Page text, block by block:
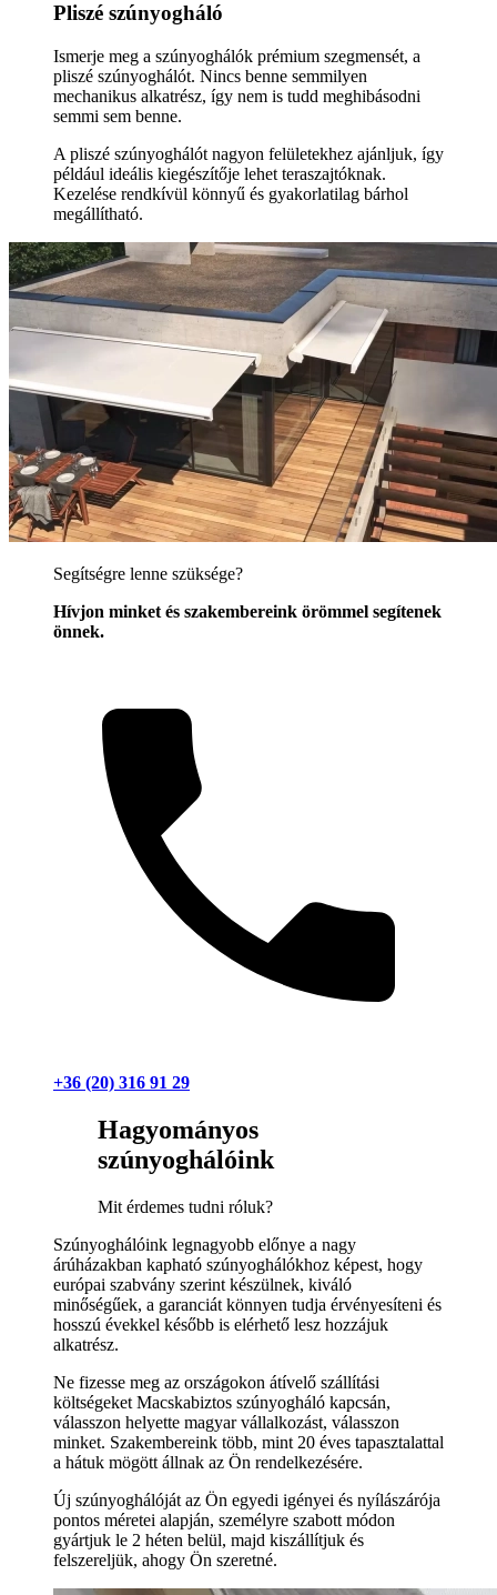
Pliszé szúnyogháló
Ismerje meg a szúnyoghálók prémium szegmensét, a
pliszé szúnyoghálót. Nincs benne semmilyen
mechanikus alkatrész, így nem is tudd meghibásodni
semmi sem benne.
A pliszé szúnyoghálót nagyon felületekhez ajánljuk, így
például ideális kiegészítője lehet teraszajtóknak.
Kezelése rendkívül könnyű és gyakorlatilag bárhol
megállítható.
Segítségre lenne szüksége?
Hívjon minket és szakembereink örömmel segítenek
önnek.
+36 (20) 316 91 29
Hagyományos
szúnyoghálóink
Mit érdemes tudni róluk?
Szúnyoghálóink legnagyobb előnye a nagy
árúházakban kapható szúnyoghálókhoz képest, hogy
európai szabvány szerint készülnek, kiváló
minőségűek, a garanciát könnyen tudja érvényesíteni és
hosszú évekkel később is elérhető lesz hozzájuk
alkatrész.
Ne fizesse meg az országokon átívelő szállítási
költségeket Macskabiztos szúnyogháló kapcsán,
válasszon helyette magyar vállalkozást, válasszon
minket. Szakembereink több, mint 20 éves tapasztalattal
a hátuk mögött állnak az Ön rendelkezésére.
Új szúnyoghálóját az Ön egyedi igényei és nyílászárója
pontos méretei alapján, személyre szabott módon
gyártjuk le 2 héten belül, majd kiszállítjuk és
felszereljük, ahogy Ön szeretné.